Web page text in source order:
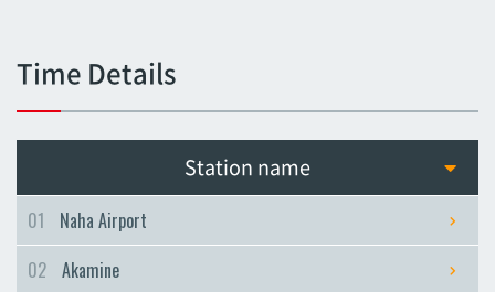
Asahibashi
Prefectural Office
Miebashi
Time Details
Station name
01
Naha Airport
02 Akamine